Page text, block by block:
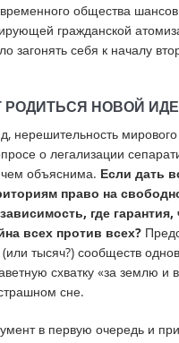
общества
гражданской
загонять себя к началу
НОВОЙ
нерешительность мирового
о легализации
объяснима. Если дать
право на
где гарантия,
всех против всех?
(или тысяч?) сообществ
схватку «за землю и
сне.
в первую очередь и